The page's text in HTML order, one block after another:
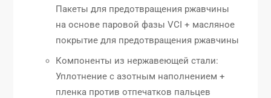
Пакеты для предотвращения ржавчины
на основе паровой фазы VCI + масляное
покрытие для предотвращения ржавчины
Компоненты из нержавеющей стали:
Уплотнение с азотным наполнением +
пленка против отпечатков пальцев